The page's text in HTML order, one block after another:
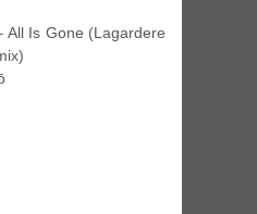
All Is Gone (Lagardere